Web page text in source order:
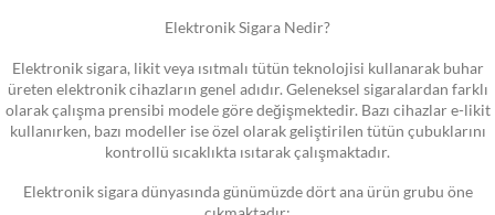
Elektronik Sigara Nedir?
Elektronik sigara, likit veya ısıtmalı tütün teknolojisi kullanarak buhar
üreten elektronik cihazların genel adıdır. Geleneksel sigaralardan farklı
olarak çalışma prensibi modele göre değişmektedir. Bazı cihazlar e-likit
kullanırken, bazı modeller ise özel olarak geliştirilen tütün çubuklarını
kontrollü sıcaklıkta ısıtarak çalışmaktadır.
Elektronik sigara dünyasında günümüzde dört ana ürün grubu öne